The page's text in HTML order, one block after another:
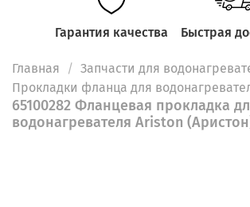
Гарантия качества Быстрая
Главная
Запчасти для
Прокладки фланца для
65100282 Фланцевая прокладка
водонагревателя Ariston